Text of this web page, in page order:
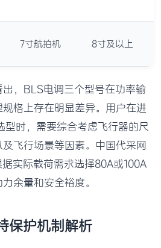
7寸航拍机 8寸及以上
，BLS电调三个型号在功率输
格上存在明显差异。用户在进
型时，需要综合考虑飞行器的尺
飞行场景等因素。中国代采网
实际载荷需求选择80A或100A
余量和安全裕度。
保护机制解析